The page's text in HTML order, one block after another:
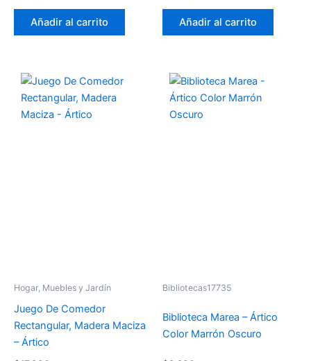
Añadir al carrito Añadir al carrito
Hogar, Muebles y Jardín
Juego De Comedor
Rectangular, Madera Maciza
– Ártico
Bibliotecas17735
Biblioteca Marea – Ártico
Color Marrón Oscuro